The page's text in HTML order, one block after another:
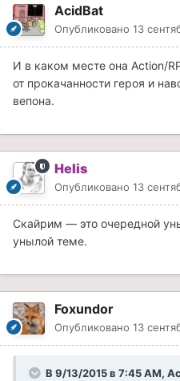
AcidBat
Опубликовано 13
И в каком месте она Action/
от прокачанности героя и
вепона.
Helis
Опубликовано 13
Скайрим — это очередной
унылой теме.
Foxundor
Опубликовано 13
В 9/13/2015 в 7:45 AM,